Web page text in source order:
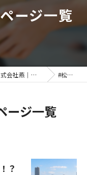
ージ一覧
月収60万円！千葉のドライバー転職なら株式会社燕｜未経験歓迎 #松戸市
ージ一覧
？